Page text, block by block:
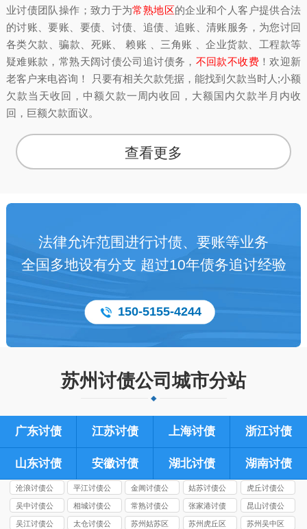
业讨债团队操作；致力于为常熟地区的企业和个人客户提供合法
的讨账、要账、要债、讨债、追债、追账、清账服务，为您讨回
各类欠款、骗款、死账、 赖账 、三角账 、企业货款、工程款等
疑难账款，常熟天阔讨债公司追讨债务， 不回款不收费！欢迎新
老客户来电咨询！ 只要有相关欠款凭据，能找到欠款当时人;小额
欠款当天收回，中额欠款一周内收回，大额国内欠款半月内收
回，巨额欠款面议。
查看更多
法律允许范围进行讨债、要账等业务
全国多地设有分支 超过10年债务追讨经验
150-5155-4244
苏州讨债公司城市分站
广东讨债 江苏讨债 上海讨债 浙江讨债
山东讨债 安徽讨债 湖北讨债 湖南讨债
沧浪讨债公
司
平江讨债公
司
金阊讨债公
司
姑苏讨债公
司
虎丘讨债公
司
吴中讨债公
司
相城讨债公
司
常熟讨债公
司
张家港讨债
公司
昆山讨债公
司
吴江讨债公
太仓讨债公
苏州姑苏区
苏州虎丘区
苏州吴中区